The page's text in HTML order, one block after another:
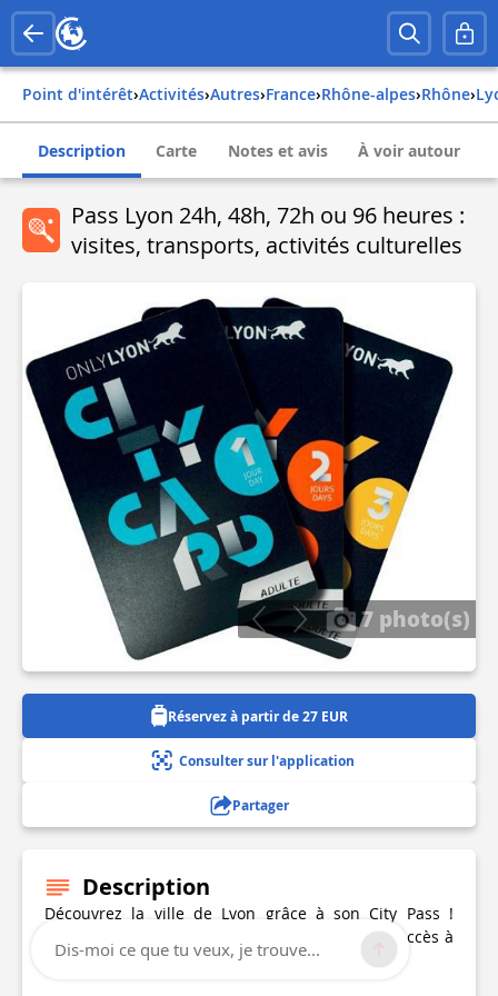
Point d'intérêt› Activités› Autres› france› rhône-alpes› rhône›
Description Carte Notes et avis À voir autour
Pass Lyon 24h, 48h, 72h ou 96 heures :
visites, transports, activités culturelles
7 photo(s)
Réservez à partir de 27 EUR
Consulter sur l'application
Partager
Description
Découvrez la ville de Lyon grâce à son City Pass !
Profitez des transports en illimité et d'un libre accès à
différents activités culturelles et de loisirs !
Dis-moi ce que tu veux, je trouve...